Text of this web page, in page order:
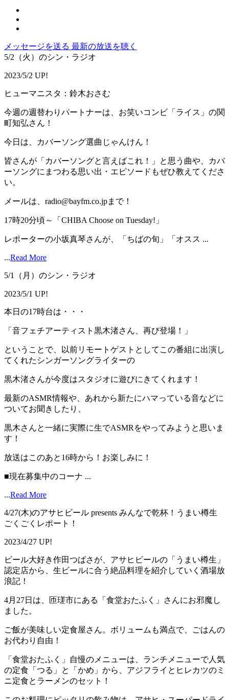
メッセージを送る 最新の放送を聴く
5/2（火）のシン・ラジオ
2023/5/2 UP!
ヒューマニスタ：鈴木おさむ
今週の週替わりパートナーは、お笑いコンビ「ライス」の関
町知弘さん！
今日は、カバーソング選曲じゃんけん！
皆さんが「カバーソングと言えばこれ！」と思う曲や、カバ
ーソングにまつわる思い出・エピソードもぜひ教えてくださ
い。
メールは、radio@bayfm.co.jpまで！
17時20分頃～「CHIBA Choose on Tuesday!」
レポーターの小坂真琴さんが、「ちばの旬」「オスス ...
...Read More
5/1（月）のシン・ラジオ
2023/5/1 UP!
本日の17時台は・・・
「音フェチアーティスト黒木渚さん、再び登場！」
ということで、以前リモートゲストとしてこの番組に出演し
てくれたシンガーソングライターの
黒木渚さんが今度はスタジオに遊びにきてくれます！
最新のASMR情報や、あれから新たにハマっている音などに
ついてお聞きしたり、
黒木さんと一緒に実際に生でASMRをやってみようと思いま
す！
放送はこのあと16時から！お楽しみに！
■現在募集中のコーナ ...
...Read More
4/27(木)のアサヒビール presents みんなで乾杯！うまい樽生
ごくごくレポート！
2023/4/27 UP!
ビール大好き作田つばさが、アサヒビールの「うまい樽生」
認定店から、生ビールに合う絶品料理を紹介していく酒場放
浪記！
4月27日は、匝瑳市にある「食堂おたふく」さんにお邪魔し
ました。
ご飯が美味しい定食屋さん。ボリュームも満点で、ごはんの
お代わり自由！
「食堂おたふく」自慢のメニューは、ランチメニューで人気
の定食「つる」と「かめ」から、アジフライとヒレカツのミ
ニ定食とラーメンのセット！